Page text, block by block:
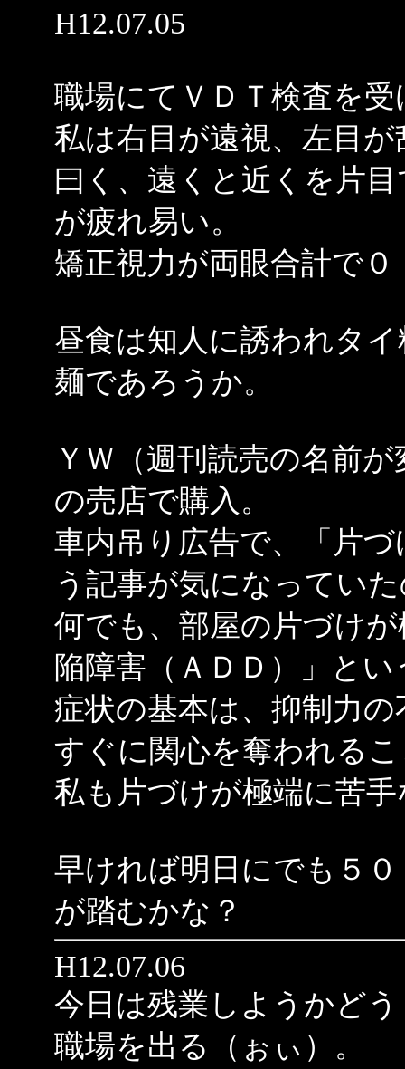
H12.07.05
職場にてＶＤＴ検査を受
私は右目が遠視、左目
曰く、遠くと近くを片
が疲れ易い。
矯正視力が両眼合計で
昼食は知人に誘われタ
麺であろうか。
ＹＷ（週刊読売の名前
の売店で購入。
車内吊り広告で、「片
う記事が気になってい
何でも、部屋の片づけ
陥障害（ＡＤＤ）」と
症状の基本は、抑制力
すぐに関心を奪われる
私も片づけが極端に苦
早ければ明日にでも５
が踏むかな？
H12.07.06
今日は残業しようかど
職場を出る（ぉぃ）。